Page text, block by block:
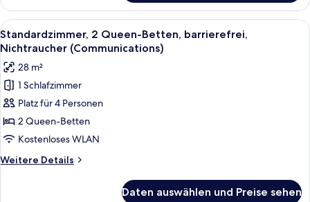
2 Queen-
Betten,
barrierefrei,
Nichtraucher
(Communications,
Mobility)
Alle
Fotos
für
Standardzimmer,
2 Queen-
Betten,
barrierefrei,
Nichtraucher
(Communications)
anzeigen
Ein Hotelzimmer mit
10
Standardzimmer, 2 Queen-Betten, barrierefrei,
Nichtraucher (Communications)
28 m²
1 Schlafzimmer
Platz für 4 Personen
2 Queen-Betten
Kostenloses WLAN
Weitere Details
Weitere
Daten auswählen und Preise sehen